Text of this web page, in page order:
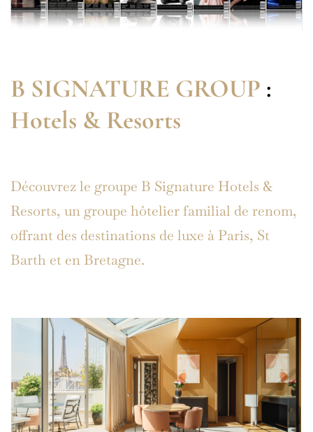
B SIGNATURE GROUP :
Hotels & Resorts
Découvrez le groupe B Signature Hotels &
Resorts, un groupe hôtelier familial de renom,
offrant des destinations de luxe à Paris, St
Barth et en Bretagne.